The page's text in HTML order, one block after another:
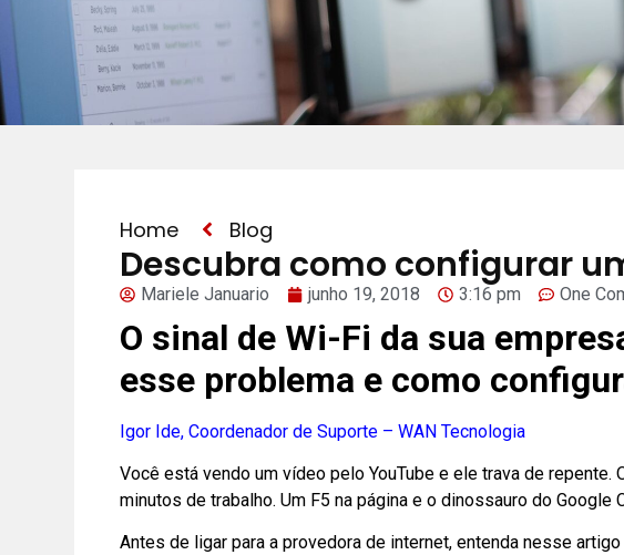
Home Blog
Descubra como configurar
Mariele Januario junho 19, 2018 3:16 pm One
O sinal de Wi-Fi da sua
esse problema e como
Igor Ide, Coordenador de Suporte – WAN Tecnologia
Você está vendo um vídeo pelo YouTube e ele trava de
minutos de trabalho. Um F5 na página e o dinossauro do
Antes de ligar para a provedora de internet, entenda nesse